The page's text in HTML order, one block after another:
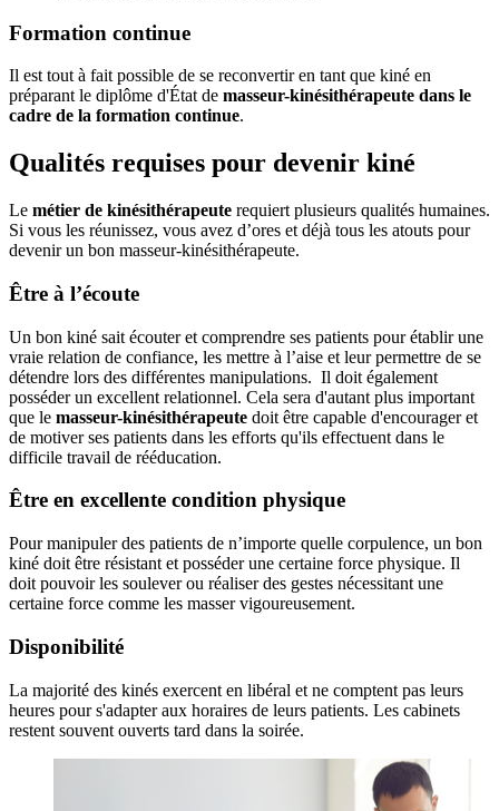
Formation continue
Il est tout à fait possible de se reconvertir en tant que kiné en
préparant le diplôme d'État de masseur-kinésithérapeute dans le
cadre de la formation continue.
Qualités requises pour devenir kiné
Le métier de kinésithérapeute requiert plusieurs qualités humaines.
Si vous les réunissez, vous avez d’ores et déjà tous les atouts pour
devenir un bon masseur-kinésithérapeute.
Être à l’écoute
Un bon kiné sait écouter et comprendre ses patients pour établir une
vraie relation de confiance, les mettre à l’aise et leur permettre de se
détendre lors des différentes manipulations. Il doit également
posséder un excellent relationnel. Cela sera d'autant plus important
que le masseur-kinésithérapeute doit être capable d'encourager et
de motiver ses patients dans les efforts qu'ils effectuent dans le
difficile travail de rééducation.
Être en excellente condition physique
Pour manipuler des patients de n’importe quelle corpulence, un bon
kiné doit être résistant et posséder une certaine force physique. Il
doit pouvoir les soulever ou réaliser des gestes nécessitant une
certaine force comme les masser vigoureusement.
Disponibilité
La majorité des kinés exercent en libéral et ne comptent pas leurs
heures pour s'adapter aux horaires de leurs patients. Les cabinets
restent souvent ouverts tard dans la soirée.